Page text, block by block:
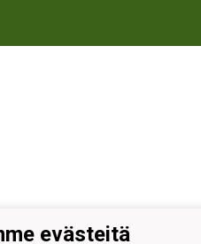
evästeitä